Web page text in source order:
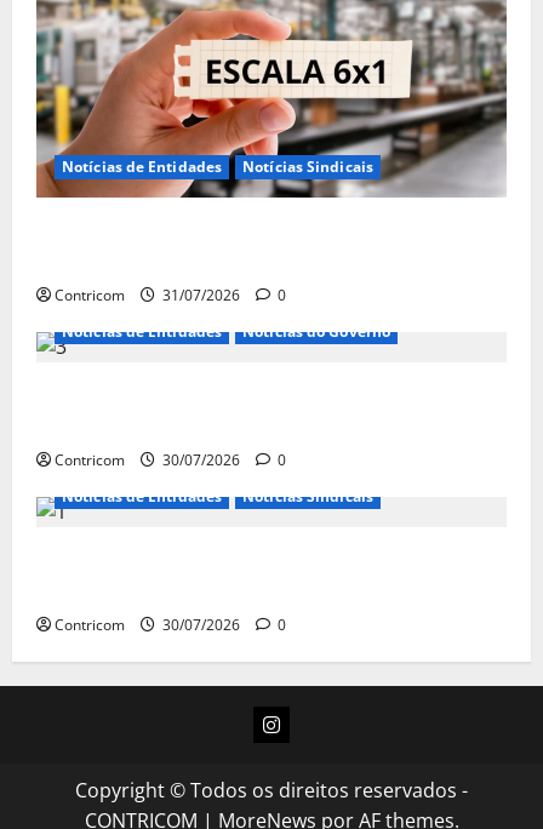
Notícias de Entidades Notícias Sindicais
Contricom 31/07/2026
0
Notícias de Entidades
Notícias do Governo
Contricom 30/07/2026
0
Notícias de Entidades
Notícias Sindicais
Contricom 30/07/2026 0
Instagram
Copyright © Todos os direitos reservados -
CONTRICOM | MoreNews por AF themes.